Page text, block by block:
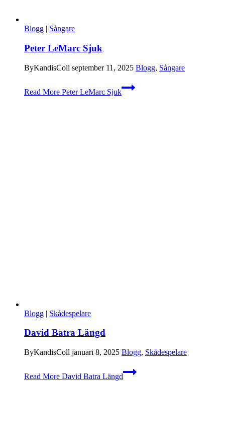
Blogg | Sångare
Peter LeMarc Sjuk
ByKandisColl september 11, 2025 Blogg, Sångare
Read More Peter LeMarc Sjuk
Blogg | Skådespelare
David Batra Längd
ByKandisColl januari 8, 2025 Blogg, Skådespelare
Read More David Batra Längd